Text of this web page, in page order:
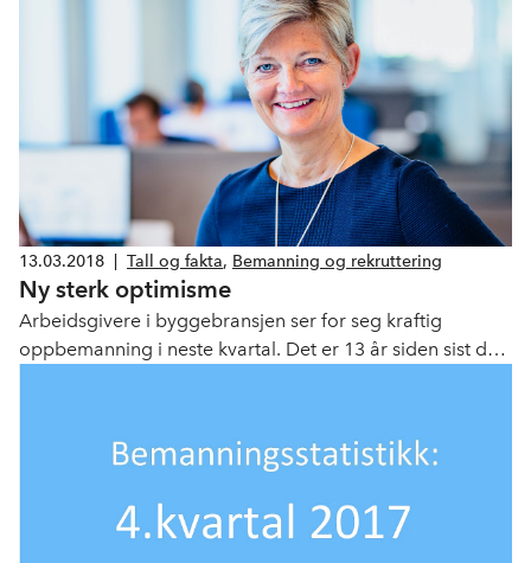
13.03.2018 Tall og fakta, Bemanning og rekruttering
Ny sterk optimisme
Arbeidsgivere i byggebransjen ser for seg kraftig
oppbemanning i neste kvartal. Det er 13 år siden sist det